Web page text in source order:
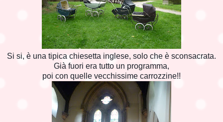
Si si, è una tipica chiesetta inglese, solo che è sconsacrata.
Già fuori era tutto un programma,
poi con quelle vecchissime carrozzine!!